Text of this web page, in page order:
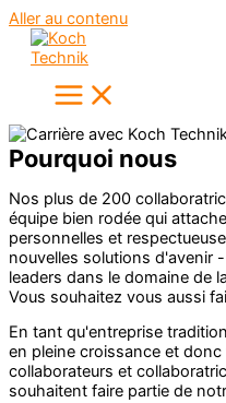
Aller au contenu
Pourquoi nous
Nos plus de 200
équipe bien rodée qui
personnelles et
nouvelles solutions d'avenir
leaders dans le domaine de
Vous souhaitez vous aussi
En tant qu'entreprise
en pleine croissance et
collaborateurs et
souhaitent faire partie de